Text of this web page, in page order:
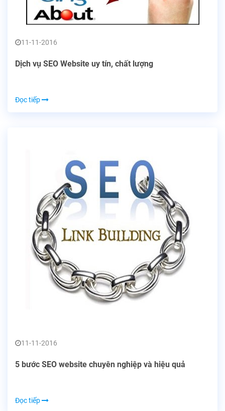
11-11-2016
Dịch vụ SEO Website uy tín, chất lượng
Đọc tiếp
11-11-2016
5 bước SEO website chuyên nghiệp và hiệu quả
Đọc tiếp